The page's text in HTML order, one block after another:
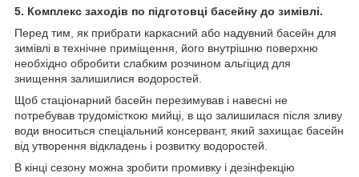
5. Комплекс заходів по підготовці басейну до зимівлі.
Перед тим, як прибрати каркасний або надувний басейн для
зимівлі в технічне приміщення, його внутрішню поверхню
необхідно обробити слабким розчином альгіцид для
знищення залишилися водоростей.
Щоб стаціонарний басейн перезимував і навесні не
потребував трудомісткою мийці, в що залишилася після зливу
води вноситься спеціальний консервант, який захищає басейн
від утворення відкладень і розвитку водоростей.
В кінці сезону можна зробити промивку і дезінфекцію